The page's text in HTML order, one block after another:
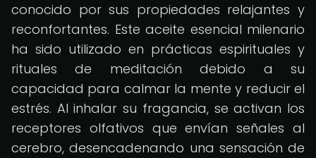
conocido por sus propiedades relajantes y
reconfortantes. Este aceite esencial milenario
ha sido utilizado en prácticas espirituales y
rituales de meditación debido a su
capacidad para calmar la mente y reducir el
estrés. Al inhalar su fragancia, se activan los
receptores olfativos que envían señales al
cerebro, desencadenando una sensación de